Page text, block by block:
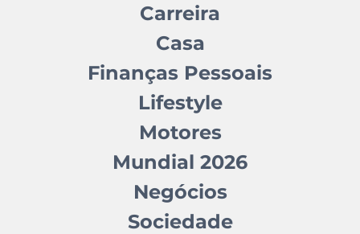
Carreira
Casa
Finanças Pessoais
Lifestyle
Motores
Mundial 2026
Negócios
Sociedade